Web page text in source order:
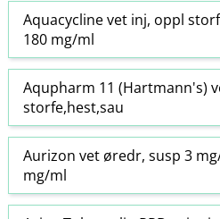
Aquacycline vet inj, oppl
180 mg/ml
Aqupharm 11 (Hartmann's)
storfe,hest,sau
Aurizon vet øredr, susp 3
mg/ml